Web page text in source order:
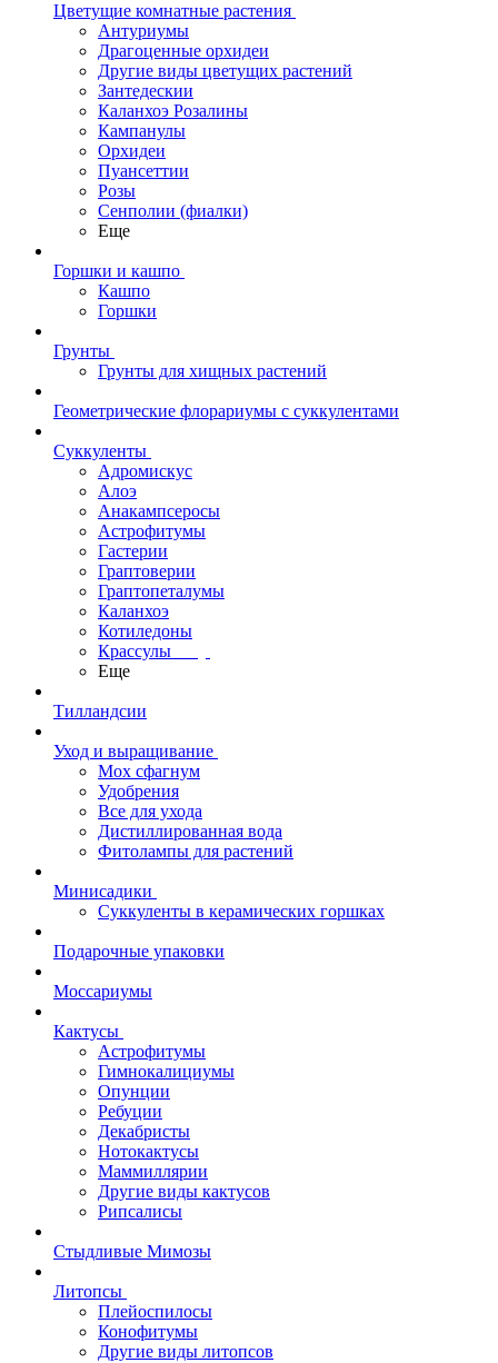
Цветущие комнатные растения
Антуриумы
Драгоценные орхидеи
Другие виды цветущих растений
Зантедескии
Каланхоэ Розалины
Кампанулы
Орхидеи
Пуансеттии
Розы
Сенполии (фиалки)
Еще
Горшки и кашпо
Кашпо
Горшки
Грунты
Грунты для хищных растений
Геометрические флорариумы с суккулентами
Суккуленты
Адромискус
Алоэ
Анакампсеросы
Астрофитумы
Гастерии
Граптоверии
Граптопеталумы
Каланхоэ
Котиледоны
Крассулы
Еще
Тилландсии
Уход и выращивание
Мох сфагнум
Удобрения
Все для ухода
Дистиллированная вода
Фитолампы для растений
Минисадики
Суккуленты в керамических горшках
Подарочные упаковки
Моссариумы
Кактусы
Астрофитумы
Гимнокалициумы
Опунции
Ребуции
Декабристы
Нотокактусы
Маммиллярии
Другие виды кактусов
Рипсалисы
Стыдливые Мимозы
Литопсы
Плейоспилосы
Конофитумы
Другие виды литопсов